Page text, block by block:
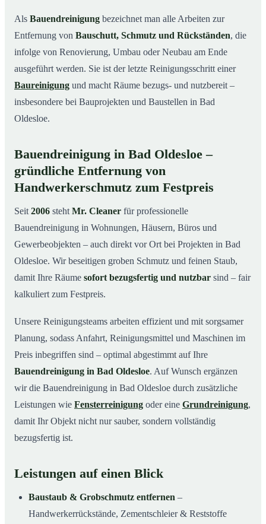
Typische Anlässe für eine Bauendreinigung in Bad
Oldesloe
06Preise & Kostenfaktoren
07Ihre Vorteile mit Mr. Cleaner
08Ihr Ansprechpartner für Bauendreinigung in Bad
09Fazit
10So läuft eine professionelle Bauendreinigung in
Bad Oldesloe ab
Als Bauendreinigung bezeichnet man alle Arbeiten zur
Entfernung von Bauschutt, Schmutz und Rückständen, die
infolge von Renovierung, Umbau oder Neubau am Ende
ausgeführt werden. Sie ist der letzte Reinigungsschritt einer
Baureinigung und macht Räume bezugs- und nutzbereit –
insbesondere bei Bauprojekten und Baustellen in Bad
Oldesloe.
Bauendreinigung in Bad Oldesloe –
gründliche Entfernung von
Handwerkerschmutz zum Festpreis
Seit 2006 steht Mr. Cleaner für professionelle
Bauendreinigung in Wohnungen, Häusern, Büros und
Gewerbeobjekten – auch direkt vor Ort bei Projekten in Bad
Oldesloe. Wir beseitigen groben Schmutz und feinen Staub,
damit Ihre Räume sofort bezugsfertig und nutzbar sind – fair
kalkuliert zum Festpreis.
Unsere Reinigungsteams arbeiten effizient und mit sorgsamer
Planung, sodass Anfahrt, Reinigungsmittel und Maschinen im
Preis inbegriffen sind – optimal abgestimmt auf Ihre
Bauendreinigung in Bad Oldesloe. Auf Wunsch ergänzen
wir die Bauendreinigung in Bad Oldesloe durch zusätzliche
Leistungen wie Fensterreinigung oder eine Grundreinigung,
damit Ihr Objekt nicht nur sauber, sondern vollständig
bezugsfertig ist.
Leistungen auf einen Blick
Baustaub & Grobschmutz entfernen –
Handwerkerrückstände, Zementschleier & Reststoffe